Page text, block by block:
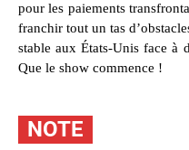
pour les paiements
franchir tout un tas
stable aux États-Unis face à
Que le show commence !
NOTE